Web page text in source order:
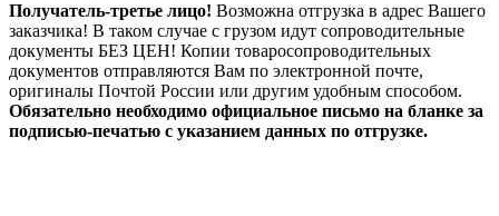
Получатель-третье лицо! Возможна отгрузка в адрес Вашего
заказчика! В таком случае с грузом идут сопроводительные
документы БЕЗ ЦЕН! Копии товаросопроводительных
документов отправляются Вам по электронной почте,
оригиналы Почтой России или другим удобным способом.
Обязательно необходимо официальное письмо на бланке за
подписью-печатью с указанием данных по отгрузке.